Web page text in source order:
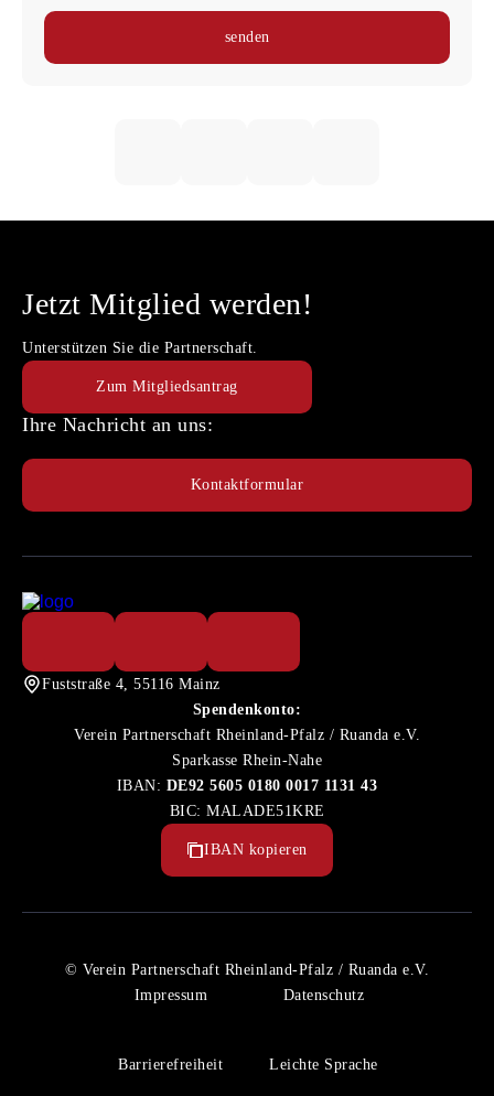
Jetzt Mitglied werden!
Unterstützen Sie die Partnerschaft.
Zum Mitgliedsantrag
Ihre Nachricht an uns:
Kontaktformular
Fuststraße 4, 55116 Mainz
Spendenkonto:
Verein Partnerschaft Rheinland-Pfalz / Ruanda e.V.
Sparkasse Rhein-Nahe
IBAN: DE92 5605 0180 0017 1131 43
BIC: MALADE51KRE
IBAN kopieren
© Verein Partnerschaft Rheinland-Pfalz / Ruanda e.V.
Impressum
Datenschutz
Barrierefreiheit Leichte Sprache